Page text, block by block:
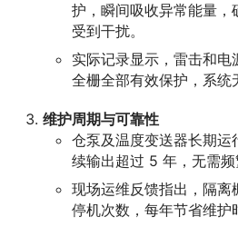
护，瞬间吸收异常能量，
受到干扰。
实际记录显示，雷击和
全栅全部有效保护，系统
维护周期与可靠性
仓泵及温度变送器长期
续输出超过 5 年，无需频
现场运维反馈指出，隔离
停机次数，每年节省维护